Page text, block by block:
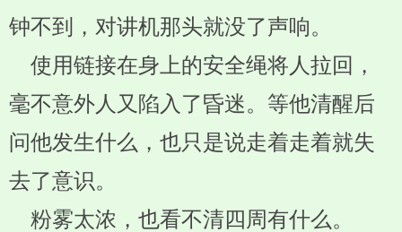
钟不到，对讲机那头就没了声响。
使用链接在身上的安全绳将人拉回，
毫不意外人又陷入了昏迷。等他清醒后
问他发生什么，也只是说走着走着就失
去了意识。
粉雾太浓，也看不清四周有什么。